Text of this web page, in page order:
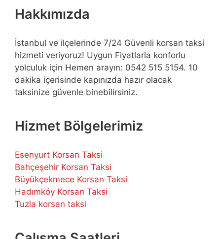
Hakkımızda
İstanbul ve ilçelerinde 7/24 Güvenli korsan taksi
hizmeti veriyoruz! Uygun Fiyatlarla konforlu
yolculuk için Hemen arayın: 0542 515 5154. 10
dakika içerisinde kapınızda hazır olacak
taksinize güvenle binebilirsiniz.
Hizmet Bölgelerimiz
Esenyurt Korsan Taksi
Bahçeşehir Korsan Taksi
Büyükçekmece Korsan Taksi
Hadımköy Korsan Taksi
Tuzla korsan taksi